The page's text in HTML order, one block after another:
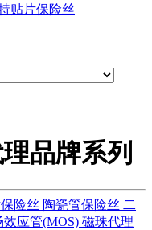
贴片保险丝
品牌系列
险丝 陶瓷管保险丝 二
效应管(MOS) 磁珠代理